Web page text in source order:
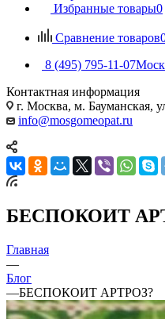
Избранные товары0
Сравнение товаров
8 (495) 795-11-07
Контактная информация
г. Москва, м. Бауманская,
info@mosgomeopat.ru
БЕСПОКОИТ
Главная
—
Блог
—БЕСПОКОИТ АРТРОЗ?